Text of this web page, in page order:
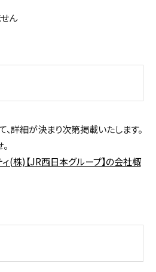
ん
詳細が決まり次第掲載いたします。
(株)【JR西日本グループ】の会社概